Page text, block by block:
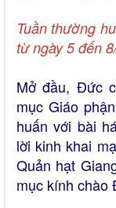
Tuần thường
từ ngày 5 đến
Mở đầu, Đức
mục Giáo
huấn với bài
lời kinh khai
Quản hạt
mục kính chào